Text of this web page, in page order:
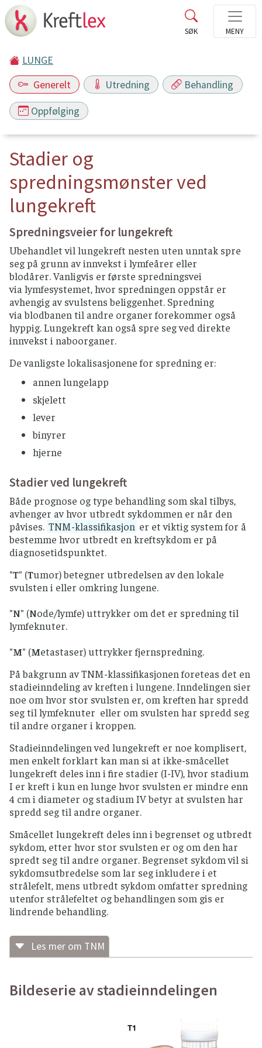
LUNGE
Generelt
Utredning Behandling
Oppfølging
Stadier og
spredningsmønster ved
lungekreft
Spredningsveier for lungekreft
Ubehandlet vil lungekreft nesten uten unntak spre
seg på grunn av innvekst i lymfeårer eller
blodårer. Vanligvis er første spredningsvei
via lymfesystemet, hvor spredningen oppstår er
avhengig av svulstens beliggenhet. Spredning
via blodbanen til andre organer forekommer også
hyppig. Lungekreft kan også spre seg ved direkte
innvekst i naboorganer.
De vanligste lokalisasjonene for spredning er:
annen lungelapp
skjelett
lever
binyrer
hjerne
Stadier ved lungekreft
Både prognose og type behandling som skal tilbys,
avhenger av hvor utbredt sykdommen er når den
påvises. TNM-klassifikasjon er et viktig system for å
bestemme hvor utbredt en kreftsykdom er på
diagnosetidspunktet.
"T" (Tumor) betegner utbredelsen av den lokale
svulsten i eller omkring lungene.
"N" (Node/lymfe) uttrykker om det er spredning til
lymfeknuter.
"M" (Metastaser) uttrykker fjernspredning.
På bakgrunn av TNM-klassifikasjonen foreteas det en
stadieinndeling av kreften i lungene. Inndelingen sier
noe om hvor stor svulsten er, om kreften har spredd
seg til lymfeknuter eller om svulsten har spredd seg
til andre organer i kroppen.
Stadieinndelingen ved lungekreft er noe komplisert,
men enkelt forklart kan man si at ikke-småcellet
lungekreft deles inn i fire stadier (I-IV), hvor stadium
I er kreft i kun en lunge hvor svulsten er mindre enn
4 cm i diameter og stadium IV betyr at svulsten har
spredd seg til andre organer.
Småcellet lungekreft deles inn i begrenset og utbredt
sykdom, etter hvor stor svulsten er og om den har
spredt seg til andre organer. Begrenset sykdom vil si
sykdomsutbredelse som lar seg inkludere i et
strålefelt, mens utbredt sykdom omfatter spredning
utenfor strålefeltet og behandlingen som gis er
lindrende behandling.
Les mer om TNM
Primærsvulst (T)
bronkialutstryk, men ikke synlig
ellerbronkoskopi
Bildeserie av stadieinndelingen